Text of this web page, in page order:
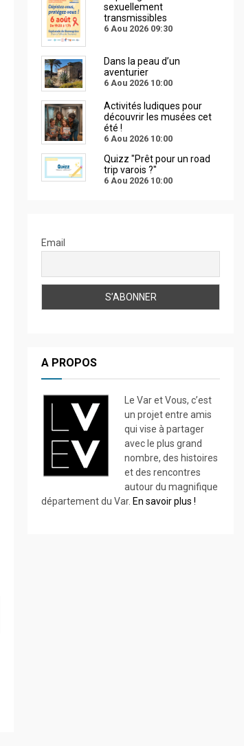
sexuellement
transmissibles
6 Aou 2026 09:30
Dans la peau d’un
aventurier
6 Aou 2026 10:00
Activités ludiques pour
découvrir les musées cet
été !
6 Aou 2026 10:00
Quizz "Prêt pour un road
trip varois ?"
6 Aou 2026 10:00
Email
A PROPOS
Le Var et Vous, c’est
un projet entre amis
qui vise à partager
avec le plus grand
nombre, des histoires
et des rencontres
autour du magnifique
département du Var. En savoir plus !